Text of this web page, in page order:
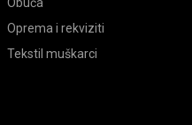
Oprema i rekviziti
Tekstil muškarci